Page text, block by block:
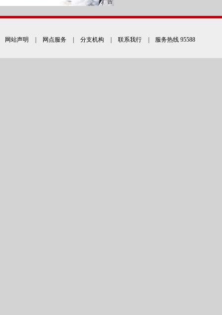
网站声明 网点服务 分支机构 联系我行 | 服务热线 95588